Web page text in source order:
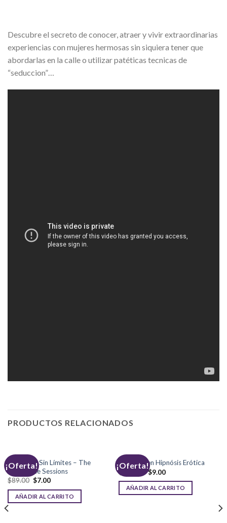
Descubre el secreto de conocer, atraer y vivir extraordinarias
experiencias con mujeres hermosas sin siquiera tener que
abordarlas en la calle o utilizar patéticas tecnicas de
“seduccion”…
PRODUCTOS RELACIONADOS
¡Oferta!
Atracción Sin Límites – The
Penthouse Sessions
$89.00 $7.00
AÑADIR AL CARRITO
¡Oferta!
Maestría en Hipnósis Erótica
$
$9.00
AÑADIR AL CARRITO